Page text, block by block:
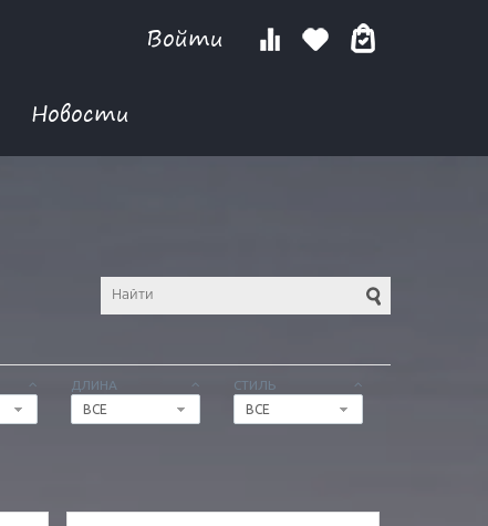
Войти
Новости
ДЛИНА
ВСЕ
СТИЛЬ
ВСЕ